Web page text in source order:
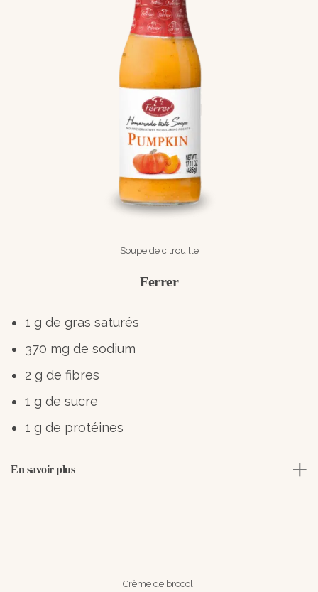
Soupe de citrouille
Ferrer
1 g de gras saturés
370 mg de sodium
2 g de fibres
1 g de sucre
1 g de protéines
En savoir plus
Crème de brocoli